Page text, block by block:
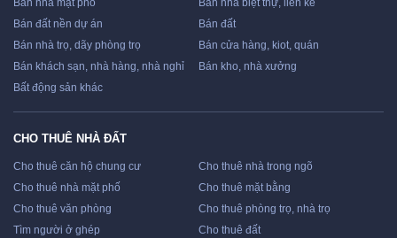
Bán nhà mặt phố
Bán nhà biệt thự, liền kề
Bán đất nền dự án
Bán đất
Bán nhà trọ, dãy phòng trọ
Bán cửa hàng, kiot, quán
Bán khách sạn, nhà hàng, nhà nghỉ
Bán kho, nhà xưởng
Bất động sản khác
CHO THUÊ NHÀ ĐẤT
Cho thuê căn hộ chung cư
Cho thuê nhà trong ngõ
Cho thuê nhà mặt phố
Cho thuê mặt bằng
Cho thuê văn phòng
Cho thuê phòng trọ, nhà trọ
Tìm người ở ghép
Cho thuê đất